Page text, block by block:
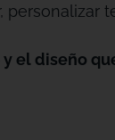
personalizar
el diseño